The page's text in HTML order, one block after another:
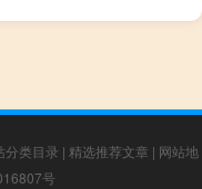
分类目录 | 精选推荐文章 | 网站地
号